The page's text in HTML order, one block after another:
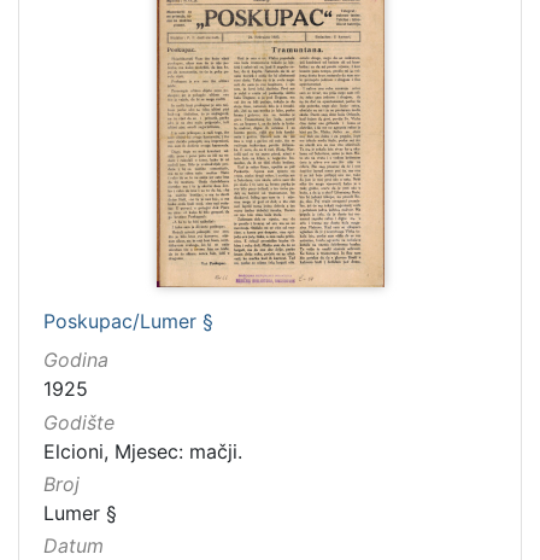
Poskupac/Lumer §
Godina
1925
Godište
Elcioni, Mjesec: mačji.
Broj
Lumer §
Datum